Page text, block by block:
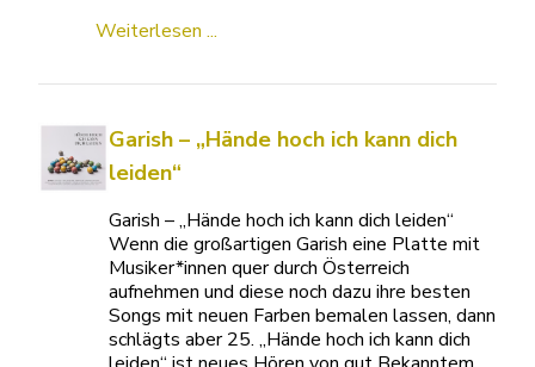
Weiterlesen ...
Garish – „Hände hoch ich kann dich
leiden“
Garish – „Hände hoch ich kann dich leiden“
Wenn die großartigen Garish eine Platte mit
Musiker*innen quer durch Österreich
aufnehmen und diese noch dazu ihre besten
Songs mit neuen Farben bemalen lassen, dann
schlägts aber 25. „Hände hoch ich kann dich